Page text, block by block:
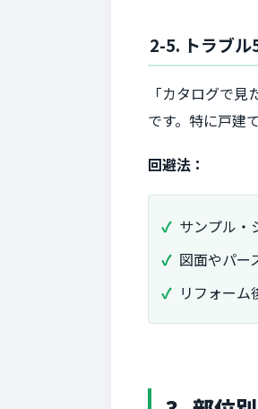
2-5. トラブ
「カタログで
です。特に戸建
回避法：
サンプル・
図面やパー
リフォーム